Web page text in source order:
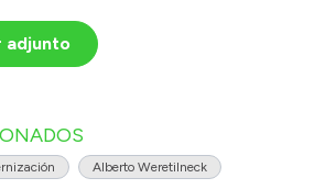
adjunto
Alberto Weretilneck